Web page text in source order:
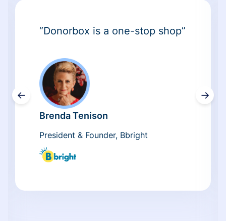
←
“Donorbox is a one-stop shop”
Brenda Tenison
President & Founder, Bbright
→